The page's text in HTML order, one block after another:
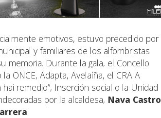
emotivos, estuvo precedido por
y familiares de los alfombristas
memoria. Durante la gala, el Concello
ONCE, Adapta, Avelaíña, el CRA A
remedio”, Inserción social o la Unidad
por la alcaldesa, Nava Castro
.